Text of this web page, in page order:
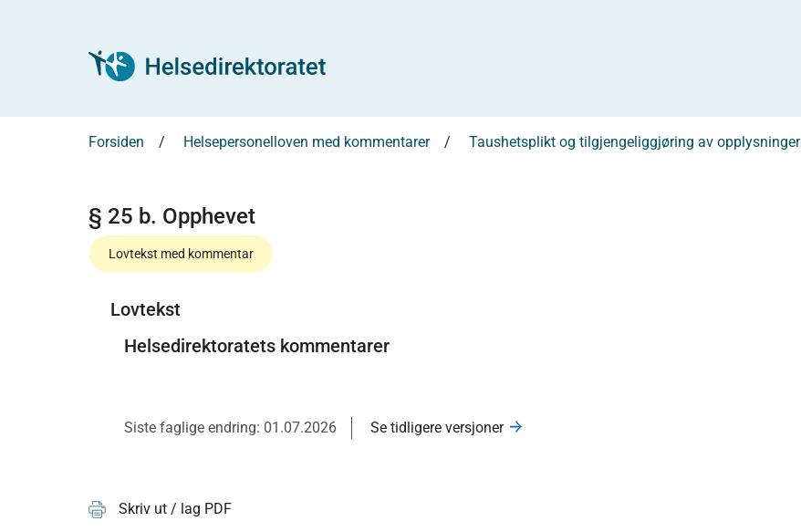
Forsiden Helsepersonelloven med kommentarer Taushetsplikt og tilgjengeliggjøring av opplysninger
§ 25 b. Opphevet
Lovtekst med kommentar
Lovtekst
Helsedirektoratets kommentarer
Siste faglige endring: 01.07.2026 Se tidligere versjoner
Skriv ut / lag PDF